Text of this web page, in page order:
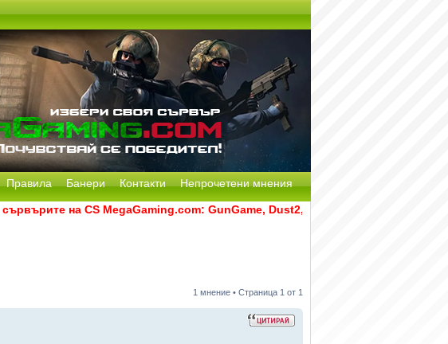
Правила Банери Контакти Непрочетени мнения
на CS MegaGaming.com: GunGame, Dust2, CS:GO Remake [Multi-
1 мнение • Страница 1 от 1